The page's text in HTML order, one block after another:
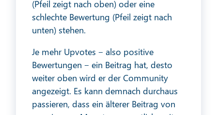
(Pfeil zeigt nach oben) oder eine
schlechte Bewertung (Pfeil zeigt nach
unten) stehen.
Je mehr Upvotes ‒ also positive
Bewertungen ‒ ein Beitrag hat, desto
weiter oben wird er der Community
angezeigt. Es kann demnach durchaus
passieren, dass ein älterer Beitrag von